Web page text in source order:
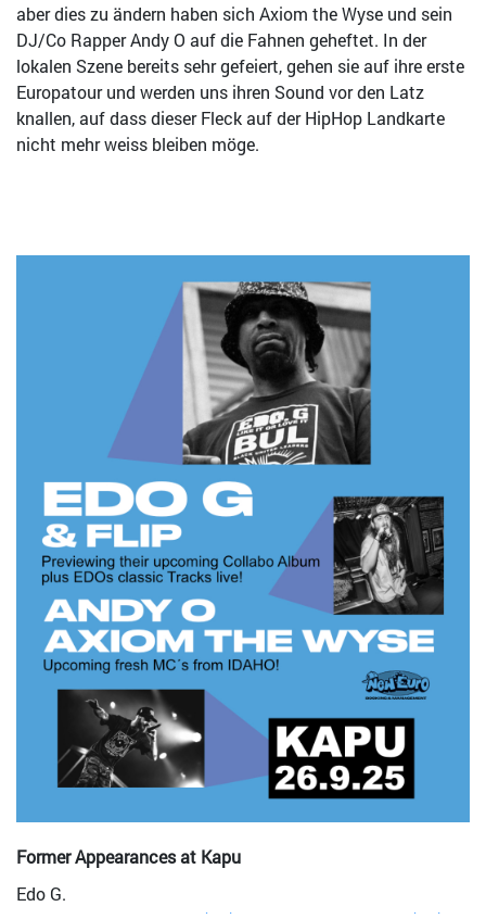
aber dies zu ändern haben sich Axiom the Wyse und sein
DJ/Co Rapper Andy O auf die Fahnen geheftet. In der
lokalen Szene bereits sehr gefeiert, gehen sie auf ihre erste
Europatour und werden uns ihren Sound vor den Latz
knallen, auf dass dieser Fleck auf der HipHop Landkarte
nicht mehr weiss bleiben möge.
Former Appearances at Kapu
Edo G.